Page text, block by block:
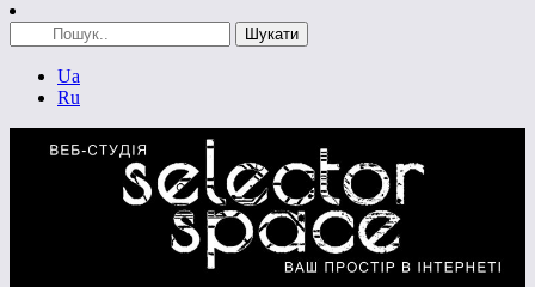
Ua
Ru